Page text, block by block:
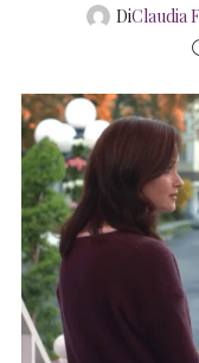
DiClaudia